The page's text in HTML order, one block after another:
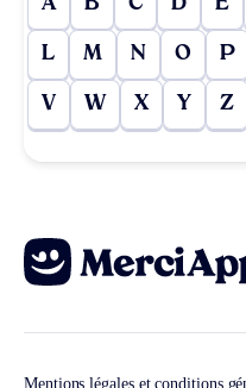
L M N O P
V W X Y Z
Mentions légales et conditions